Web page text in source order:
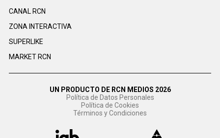
CANAL RCN
ZONA INTERACTIVA
SUPERLIKE
MARKET RCN
UN PRODUCTO DE RCN MEDIOS 2026
Política de Datos Personales
Política de Cookies
Términos y Condiciones